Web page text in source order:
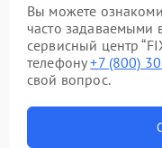
Вы можете
часто задаваемыми
сервисный центр
телефону+7 (800)
свой вопрос.